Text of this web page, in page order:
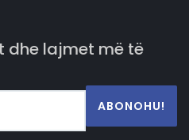
dhe lajmet më të
ABONOHU!